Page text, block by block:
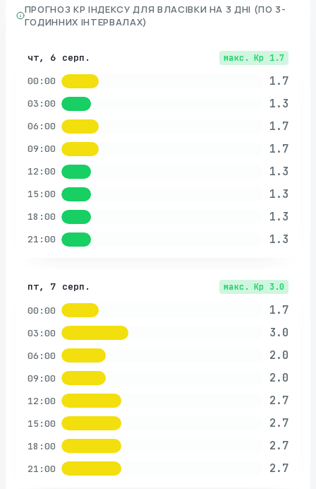
ПРОГНОЗ KP ІНДЕКСУ ДЛЯ ВЛАСІВКИ НА 3 ДНІ (ПО 3-
ГОДИННИХ ІНТЕРВАЛАХ)
чт, 6 серп. макс. Kp 1.7
00:00 1.7
03:00 1.3
06:00 1.7
09:00 1.7
12:00 1.3
15:00 1.3
18:00 1.3
21:00 1.3
пт, 7 серп. макс. Kp 3.0
00:00 1.7
03:00 3.0
06:00 2.0
09:00 2.0
12:00 2.7
15:00 2.7
18:00 2.7
21:00 2.7